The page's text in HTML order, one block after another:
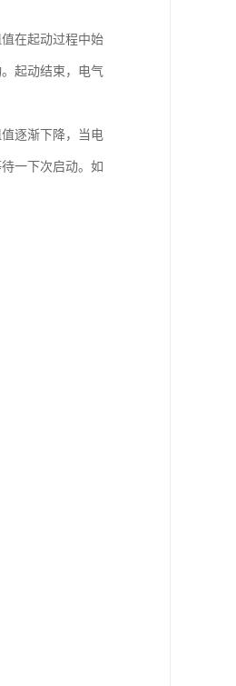
在起动过程中始
起动结束，电气
逐渐下降，当电
一下次启动。如